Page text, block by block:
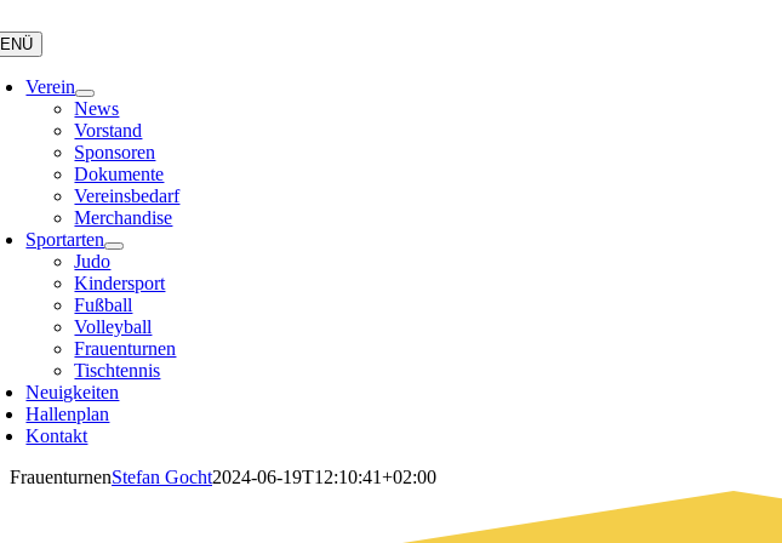
Inhalt
springen
Verein
News
Vorstand
Sponsoren
Dokumente
Vereinsbedarf
Merchandise
Sportarten
Judo
Kindersport
Fußball
Volleyball
Frauenturnen
Tischtennis
Neuigkeiten
Hallenplan
Kontakt
FrauenturnenStefan Gocht2024-06-19T12:10:41+02:00